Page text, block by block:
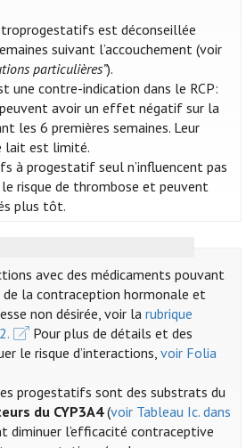
est déconseillée
suivant l’accouchement (voir
particulières”).
une contre-indication dans le RCP:
avoir un effet négatif sur la
les 6 premières semaines. Leur
lait est limité.
à progestatif seul n’influencent pas
risque de thrombose et peuvent
plus tôt.
avec des médicaments pouvant
de la contraception hormonale et
non désirée, voir larubrique
Pour plus de détails et des
le risque d’interactions,voir Folia
progestatifs sont des substrats du
du CYP3A4(voir Tableau Ic. dans
diminuer l’efficacité contraceptive